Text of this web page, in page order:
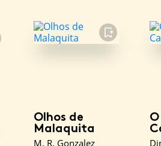
FAVORITO
Olhos de
Malaquita
M. R. Gonzalez